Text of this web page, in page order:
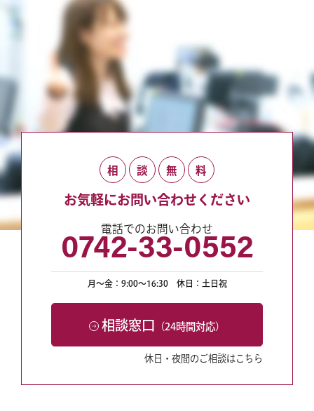
相 談 無 料
お気軽にお問い合わせください
電話でのお問い合わせ
0742-33-0552
月〜金：9:00〜16:30休日：土日祝
相談窓口 （24時間対応）
休日・夜間のご相談はこちら